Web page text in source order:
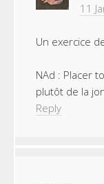
11
Un exercice
NAd : Placer
plutôt de la
Reply